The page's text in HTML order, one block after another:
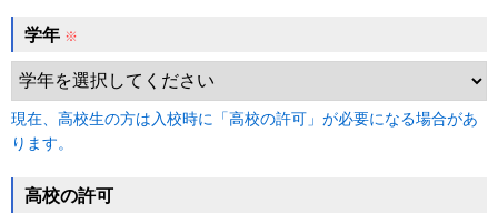
学年 ※
現在、高校生の方は入校時に「高校の許可」が必要になる場合があ
ります。
高校の許可